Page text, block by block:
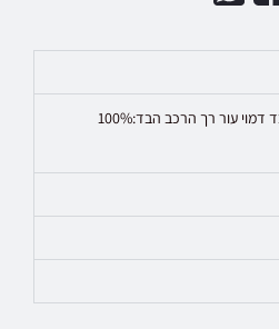
טופ שחור לורקס עדין עשוי מבד דמוי עור רך הרכב הבד:100%